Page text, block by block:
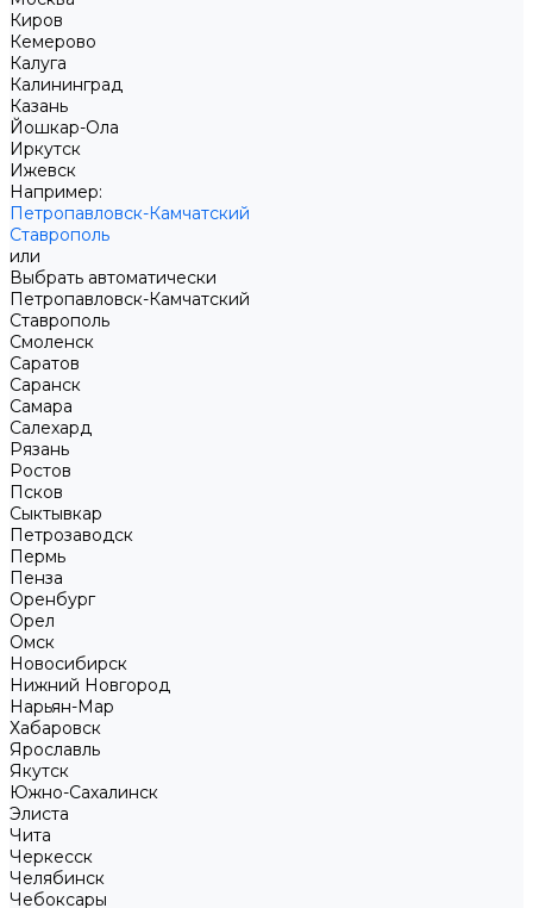
Киров
Кемерово
Калуга
Калининград
Казань
Йошкар-Ола
Иркутск
Ижевск
Например:
Петропавловск-Камчатский
Ставрополь
или
Выбрать автоматически
Петропавловск-Камчатский
Ставрополь
Смоленск
Саратов
Саранск
Самара
Салехард
Рязань
Ростов
Псков
Сыктывкар
Петрозаводск
Пермь
Пенза
Оренбург
Орел
Омск
Новосибирск
Нижний Новгород
Нарьян-Мар
Хабаровск
Ярославль
Якутск
Южно-Сахалинск
Элиста
Чита
Черкесск
Челябинск
Чебоксары